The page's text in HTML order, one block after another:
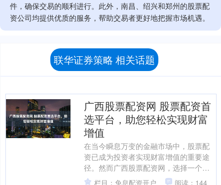
件，确保交易的顺利进行。此外，南昌、绍兴和郑州的股票配
资公司均提供优质的服务，帮助交易者更好地把握市场机遇。
联华证券策略 相关话题
广西股票配资网 股票配资首
选平台，助您轻松实现财富
增值
在当今瞬息万变的金融市场中，股票配
资已成为投资者实现财富增值的重要途
径。然而广西股票配资网，选择一个可
靠且专业的配资平台至关重要。 * **高收
栏目：免息配资开户 阅读：144